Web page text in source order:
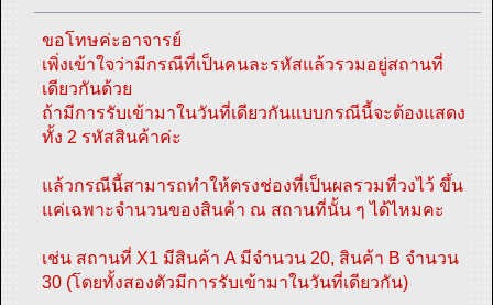
ขอโทษค่ะอาจารย์
เพิ่งเข้าใจว่ามีกรณีที่เป็นคนละรหัสแล้วรวมอยู่สถานที่
เดียวกันด้วย
ถ้ามีการรับเข้ามาในวันที่เดียวกันแบบกรณีนี้จะต้องแสดง
ทั้ง 2 รหัสสินค้าค่ะ
แล้วกรณีนี้สามารถทำให้ตรงช่องที่เป็นผลรวมที่วงไว้ ขึ้น
แค่เฉพาะจำนวนของสินค้า ณ สถานที่นั้น ๆ ได้ไหมคะ
เช่น สถานที่ X1 มีสินค้า A มีจำนวน 20, สินค้า B จำนวน
30 (โดยทั้งสองตัวมีการรับเข้ามาในวันที่เดียวกัน)